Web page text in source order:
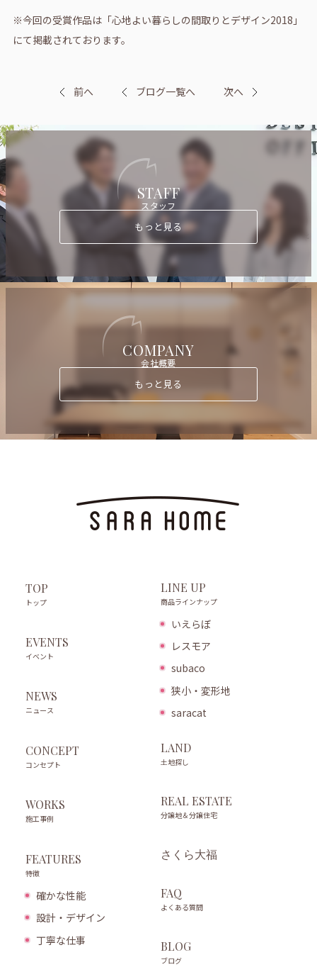
※今回の受賞作品は「心地よい暮らしの間取りとデザイン2018」
にて掲載されております。
前へ ブログ一覧へ 次へ
STAFF
スタッフ
もっと見る
COMPANY
会社概要
もっと見る
TOP
トップ
EVENTS
イベント
NEWS
ニュース
CONCEPT
コンセプト
WORKS
施工事例
FEATURES
特徴
確かな性能
設計・デザイン
丁寧な仕事
LINE UP
商品ラインナップ
いえらぼ
レスモア
subaco
狭小・変形地
saracat
LAND
土地探し
REAL ESTATE
分譲地＆分譲住宅
さくら大福
FAQ
よくある質問
BLOG
ブログ